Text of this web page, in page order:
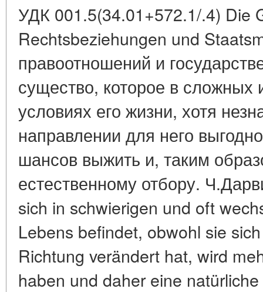
УДК 001.5(34.01+572.1/.4) Die
Rechtsbeziehungen und
правоотношений и
существо, которое в
условиях его жизни, хотя
направлении для него
шансов выжить и, таким
естественному отбору.
sich in schwierigen und oft
Lebens befindet, obwohl sie
Richtung verändert hat, wird
haben und daher eine